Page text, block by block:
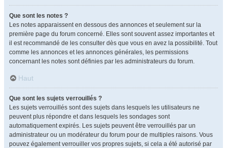
Que sont les notes ?
Les notes apparaissent en dessous des annonces et seulement sur la
première page du forum concerné. Elles sont souvent assez importantes et
il est recommandé de les consulter dès que vous en avez la possibilité. Tout
comme les annonces et les annonces générales, les permissions
concernant les notes sont définies par les administrateurs du forum.
Haut
Que sont les sujets verrouillés ?
Les sujets verrouillés sont des sujets dans lesquels les utilisateurs ne
peuvent plus répondre et dans lesquels les sondages sont
automatiquement expirés. Les sujets peuvent être verrouillés par un
administrateur ou un modérateur du forum pour de multiples raisons. Vous
pouvez également verrouiller vos propres sujets, si cela a été autorisé par